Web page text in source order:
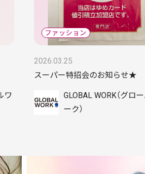
ワ
2026.03.25
スーパー特招会のお知らせ★
GLOBAL WORK（グロ
ーク）